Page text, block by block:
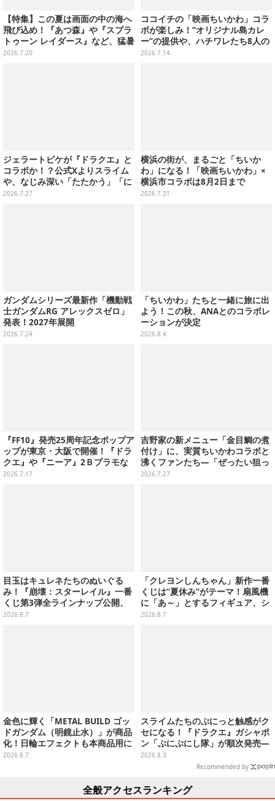
【特集】この夏は画面の中の海へ
飛び込め！『あつ森』や『スプラ
トゥーン レイダース』など、猛暑
を忘れて遊びたい“海ゲー”おすす
2026.7.20
ココイチの「映画ちいかわ」コラ
ボが楽しみ！“オリジナル島カレ
ー”の提供や、ハチワレたち8人の
スプーン置きフィギュアをプレゼ
2026.7.14
ジェラートピケが『ドラクエ』と
コラボか！？公式Xよりスライム
や、なじみ深い「たたかう」「に
げる」のコマンドウィンドウが投
2026.7.27
横浜の街が、まるごと「ちいか
わ」になる！「映画ちいかわ」×
横浜市コラボは8月2日まで
2026.7.31
ガンダムシリーズ最新作「機動戦
士ガンダムRG アレックスゼロ」
発表！2027年展開
2026.7.24
「ちいかわ」たちと一緒に旅に出
よう！この秋、ANAとのコラボレ
ーションが決定
2026.8.4
『FF10』発売25周年記念ポップア
ップが東京・大阪で開催！『ドラ
クエ』や『ニーア』2Ｂプラモな
ども販売
2026.7.17
吉野家の新メニュー「金目鯛の煮
付け」に、実質ちいかわコラボと
沸くファンたち―「ぜったい狙っ
ただろ！」「映画公開のタイミン
2026.7.27
目玉はキュレネたちのぬいぐる
み！『崩壊：スターレイル』一番
くじ第3弾全ラインナップ公開、
美麗ビジュアルのアクリルボード
2026.8.7
「クレヨンしんちゃん」新作一番
くじは“夏休み”がテーマ！扇風機
に「あ～」とするフィギュア、シ
ロのボウル皿など嬉しいラインナ
2026.8.7
金色に輝く「METAL BUILD ゴッ
ドガンダム（明鏡止水）」が商品
化！日輪エフェクトも本商品用に
刷新した豪華仕様
2026.8.7
スライムたちのぷにっと触感がク
セになる！『ドラクエ』ガシャポ
ン「ぷにぷにし隊」が順次発売―
全4種ではぐれメタルは固め
2026.8.3
Recommended by
全般アクセスランキング